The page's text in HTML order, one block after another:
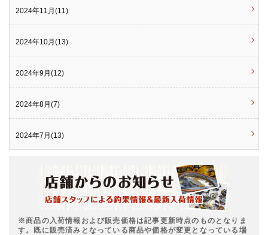
2024年11月(11)
2024年10月(13)
2024年9月(12)
2024年8月(7)
2024年7月(13)
※商品の入荷情報および販売価格は記事更新時点のものとなりま
す。既に販売済みとなっている商品や価格が変更となっている場